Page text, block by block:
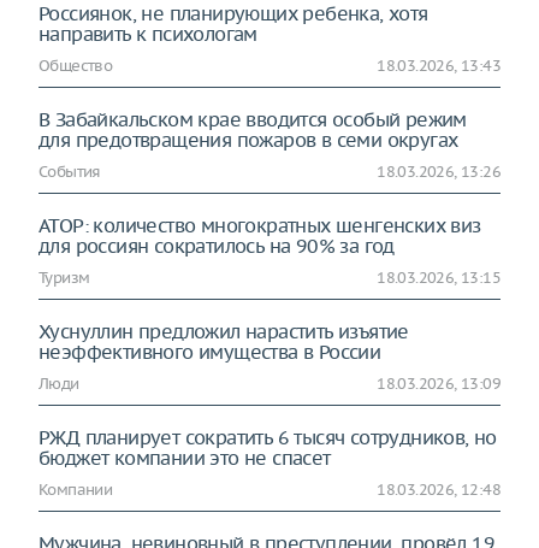
Россиянок, не планирующих ребенка, хотя
направить к психологам
Общество 18.03.2026, 13:43
В Забайкальском крае вводится особый режим
для предотвращения пожаров в семи округах
События 18.03.2026, 13:26
АТОР: количество многократных шенгенских виз
для россиян сократилось на 90% за год
Туризм 18.03.2026, 13:15
Хуснуллин предложил нарастить изъятие
неэффективного имущества в России
Люди 18.03.2026, 13:09
РЖД планирует сократить 6 тысяч сотрудников, но
бюджет компании это не спасет
Компании 18.03.2026, 12:48
Мужчина, невиновный в преступлении, провёл 19